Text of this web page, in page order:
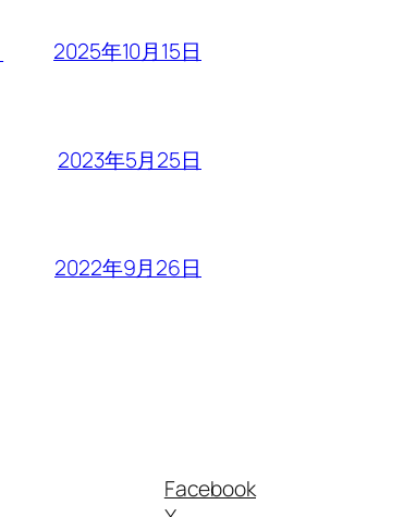
2025年10月15日
2023年5月25日
2022年9月26日
Facebook